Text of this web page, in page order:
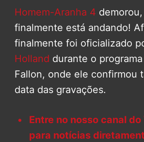
Homem-Aranha 4
finalmente está andando!
finalmente foi oficializado
Holland durante o
Fallon, onde ele confirmou
data das gravações.
Entre no nosso canal
para notícias